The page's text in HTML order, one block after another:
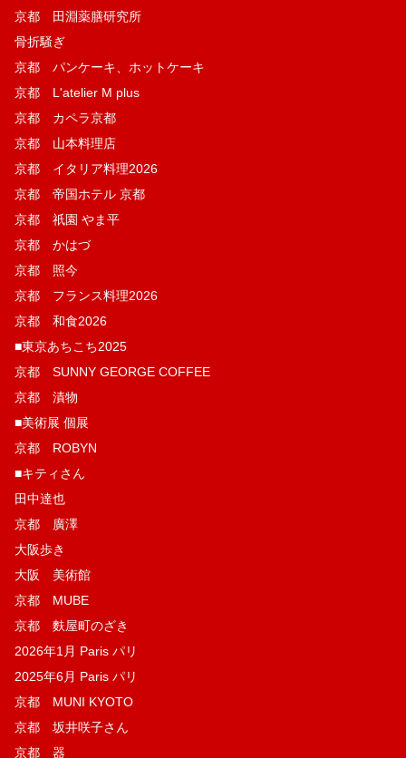
京都 田淵薬膳研究所
骨折騒ぎ
京都 パンケーキ、ホットケーキ
京都 L'atelier M plus
京都 カペラ京都
京都 山本料理店
京都 イタリア料理2026
京都 帝国ホテル 京都
京都 祇園 やま平
京都 かはづ
京都 照今
京都 フランス料理2026
京都 和食2026
■東京あちこち2025
京都 SUNNY GEORGE COFFEE
京都 漬物
■美術展 個展
京都 ROBYN
■キティさん
田中達也
京都 廣澤
大阪歩き
大阪 美術館
京都 MUBE
京都 麩屋町のざき
2026年1月 Paris パリ
2025年6月 Paris パリ
京都 MUNI KYOTO
京都 坂井咲子さん
京都 器